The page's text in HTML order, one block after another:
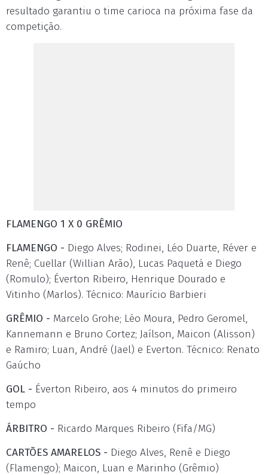
resultado garantiu o time carioca na próxima fase da
competição.
FLAMENGO 1 X 0 GRÊMIO
FLAMENGO - Diego Alves; Rodinei, Léo Duarte, Réver e
Renê; Cuellar (Willian Arão), Lucas Paquetá e Diego
(Romulo); Éverton Ribeiro, Henrique Dourado e
Vitinho (Marlos). Técnico: Maurício Barbieri
GRÊMIO - Marcelo Grohe; Léo Moura, Pedro Geromel,
Kannemann e Bruno Cortez; Jaílson, Maicon (Alisson)
e Ramiro; Luan, André (Jael) e Everton. Técnico: Renato
Gaúcho
GOL - Éverton Ribeiro, aos 4 minutos do primeiro
tempo
ÁRBITRO - Ricardo Marques Ribeiro (Fifa/MG)
CARTÕES AMARELOS - Diego Alves, Renê e Diego
(Flamengo); Maicon, Luan e Marinho (Grêmio)